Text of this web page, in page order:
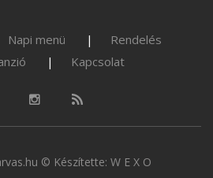
Napi menü
Rendelés
Kapcsolat
© Készítette: W E X O